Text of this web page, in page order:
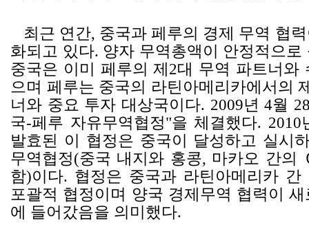
최근 연간, 중국과 페루의 경제 무역 협
화되고 있다. 양자 무역총액이 안정적으로
중국은 이미 페루의 제2대 무역 파트너와
으며 페루는 중국의 라틴아메리카에서의
너와 중요 투자 대상국이다. 2009년 4월
국-페루 자유무역협정"을 체결했다. 2010
발효된 이 협정은 중국이 달성하고 실시
무역협정(중국 내지와 홍콩, 마카오 간의
함)이다. 협정은 중국과 라틴아메리카 간
포괄적 협정이며 양국 경제무역 협력이
에 들어갔음을 의미했다.